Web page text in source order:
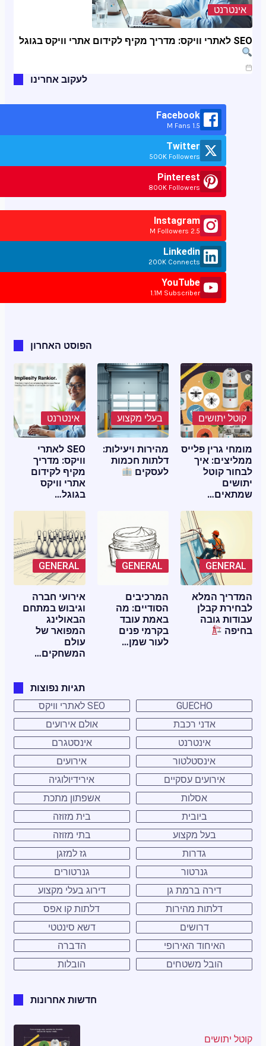
אינטרנט
SEO לאתרי וויקס: מדריך מקיף לקידום אתרי וויקס בגוגל
ינו 11, 2025
לעקוב אחרינו
Facebook
1.5 M Fans
Twitter
500K Followers
Pinterest
800K Followers
Instagram
2.5 M Followers
Linkedin
200K Connects
YouTube
1.1M Subscriber
הפוסט האחרון
קוטל יתושים
מומחי גרין פלייס
ממליצים: איך
לבחור קוטל
יתושים
שמתאים…
בעלי מקצוע
מהירות ויעילות:
דלתות חכמות
לעסקים
אינטרנט
SEO לאתרי
וויקס: מדריך
מקיף לקידום
אתרי וויקס
בגוגל…
GENERAL
המדריך המלא
לבחירת קבלן
עבודות גובה
בחיפה
GENERAL
המרכיבים
הסודיים: מה
באמת עובד
בקרמי פנים
לעור שמן…
GENERAL
אירועי חברה
וגיבוש במתחם
הבאולינג
המפואר של
עולם
המשחקים…
תגיות נפוצות
GUECHO
SEO לאתרי וויקס
אדני רכבת
אולם אירועים
אינטרנט
אינסטגרם
אינסטלטור
אירועים
אירועים עסקיים
אירידיולוגיה
אסלות
אשפתון מתכת
ביובית
בית מזוזה
בעל מקצוע
בתי מזוזה
גדרות
גז למזגן
גנרטור
גנרטורים
דירה ברמת גן
דירוג בעלי מקצוע
דלתות מהירות
דלתות קו אפס
דרושים
דשא סינטטי
האיחוד האירופי
הדברה
הובל משטחים
הובלות
חדשות אחרונות
קוטל יתושים